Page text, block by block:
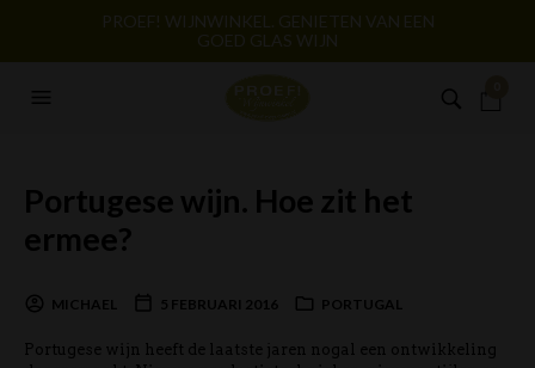
PROEF! WIJNWINKEL. GENIETEN VAN EEN
GOED GLAS WIJN
Portugese wijn. Hoe zit het
ermee?
MICHAEL 5 FEBRUARI 2016 PORTUGAL
Portugese wijn heeft de laatste jaren nogal een ontwikkeling